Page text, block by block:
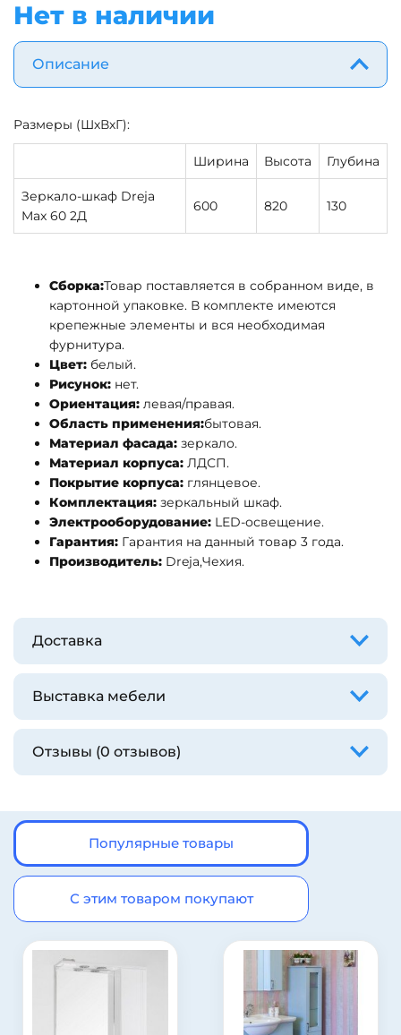
Нет в наличии
Описание
Размеры (ШхВхГ):
Ширина Высота Глубина
Зеркало-шкаф Dreja
Max 60 2Д
600 820 130
Сборка:Товар поставляется в собранном виде, в
картонной упаковке. В комплекте имеются
крепежные элементы и вся необходимая
фурнитура.
Цвет: белый.
Рисунок: нет.
Ориентация: левая/правая.
Область применения:бытовая.
Материал фасада: зеркало.
Материал корпуса: ЛДСП.
Покрытие корпуса: глянцевое.
Комплектация: зеркальный шкаф.
Электрооборудование: LED-освещение.
Гарантия: Гарантия на данный товар 3 года.
Производитель: Dreja,Чехия.
Доставка
Выставка мебели
Отзывы (0 отзывов)
Популярные товары
С этим товаром покупают